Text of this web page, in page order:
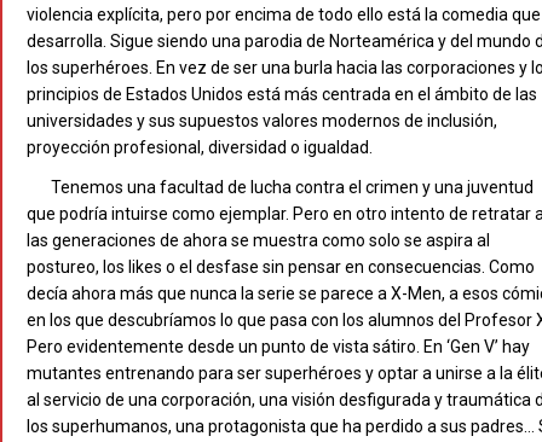
violencia explícita, pero por encima de todo ello está la comedia que
desarrolla. Sigue siendo una parodia de Norteamérica y del mundo
los superhéroes. En vez de ser una burla hacia las corporaciones y
principios de Estados Unidos está más centrada en el ámbito de las
universidades y sus supuestos valores modernos de inclusión,
proyección profesional, diversidad o igualdad.
Tenemos una facultad de lucha contra el crimen y una juventud
que podría intuirse como ejemplar. Pero en otro intento de retratar
las generaciones de ahora se muestra como solo se aspira al
postureo, los likes o el desfase sin pensar en consecuencias. Como
decía ahora más que nunca la serie se parece a X-Men, a esos
en los que descubríamos lo que pasa con los alumnos del Profesor
Pero evidentemente desde un punto de vista sátiro. En ‘Gen V’ hay
mutantes entrenando para ser superhéroes y optar a unirse a la
al servicio de una corporación, una visión desfigurada y traumática
los superhumanos, una protagonista que ha perdido a sus padres…